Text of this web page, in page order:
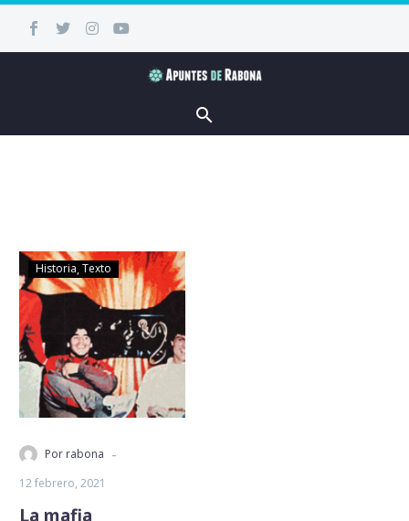
Historia Texto
Por rabona -
12 febrero, 2021
La mafia